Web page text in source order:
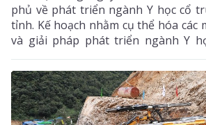
phủ về phát triển ngành Y học cổ
tỉnh. Kế hoạch nhằm cụ thể hóa các
và giải pháp phát triển ngành Y
hướng hiện đại, hiệu quả, bền
hợp y học cổ truyền với y học hiện
năng dược liệu của địa phương,
chất lượng chăm sóc, bảo vệ sức
thúc đẩy phát triển kinh tế - xã hội.